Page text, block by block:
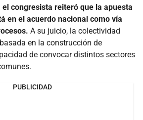
congresista reiteró que la apuesta
en el acuerdo nacional como vía
A su juicio, la colectividad
en la construcción de
de convocar distintos sectores
PUBLICIDAD